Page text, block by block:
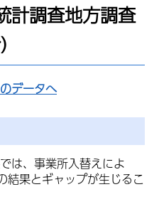
計調査地方調査
データへ
は、事業所入替えによ
果とギャップが生じるこ